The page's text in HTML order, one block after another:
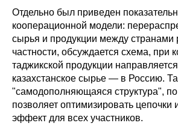
Отдельно был приведен
кооперационной модели:
сырья и продукции между странами
частности, обсуждается схема, при
таджикской продукции
казахстанское сырье — в Россию.
"самодополняющаяся структура",
позволяет оптимизировать цепочки
эффект для всех участников.